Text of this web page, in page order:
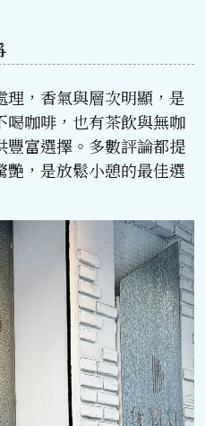
，香氣與層次明顯，是
咖啡，也有茶飲與無咖
豐富選擇。多數評論都提
，是放鬆小憩的最佳選